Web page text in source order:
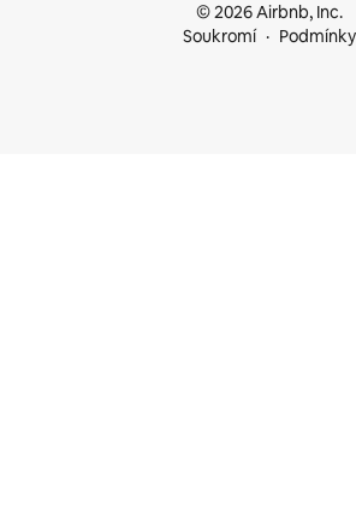
© 2026 Airbnb, Inc.
Soukromí
Podmínky